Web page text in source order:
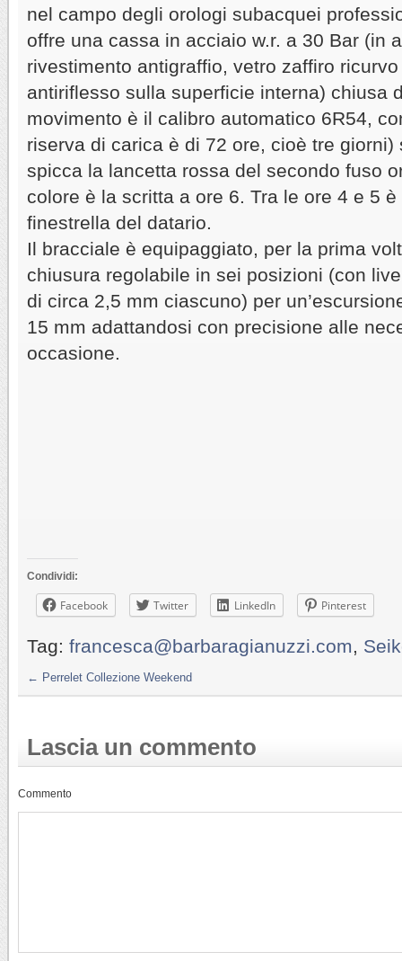
nel campo degli orologi subacquei
offre una cassa in acciaio w.r. a 30 Bar (in
rivestimento antigraffio, vetro zaffiro
antiriflesso sulla superficie interna) chiusa
movimento è il calibro automatico 6R54,
riserva di carica è di 72 ore, cioè tre
spicca la lancetta rossa del secondo fuso
colore è la scritta a ore 6. Tra le ore 4 e 5
finestrella del datario.
Il bracciale è equipaggiato, per la prima
chiusura regolabile in sei posizioni (con
di circa 2,5 mm ciascuno) per
15 mm adattandosi con precisione alle
occasione.
Condividi:
Facebook Twitter LinkedIn Pinterest
Tag: francesca@barbaragianuzzi.com,
← Perrelet Collezione Weekend
Lascia un commento
Commento